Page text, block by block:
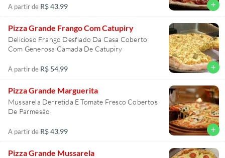
A partir de R$ 43,99 add
Pizza Grande Frango Com Catupiry
Delicioso Frango Desfiado Da Casa Coberto
Com Generosa Camada De Catupiry
A partir de R$ 54,99 add
Pizza Grande Marguerita
Mussarela Derretida E Tomate Fresco Cobertos
De Parmesão
A partir de R$ 43,99 add
Pizza Grande Mussarela